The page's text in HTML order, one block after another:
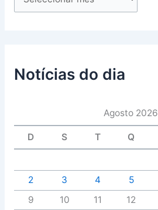
Notícias do dia
Agosto 2026
D S T Q
2
3 4 5
9
10 11 12